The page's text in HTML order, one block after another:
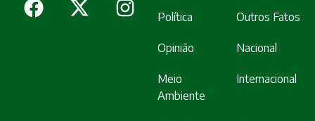
Política Outros Fatos
Opinião Nacional
Meio
Ambiente
Internacional